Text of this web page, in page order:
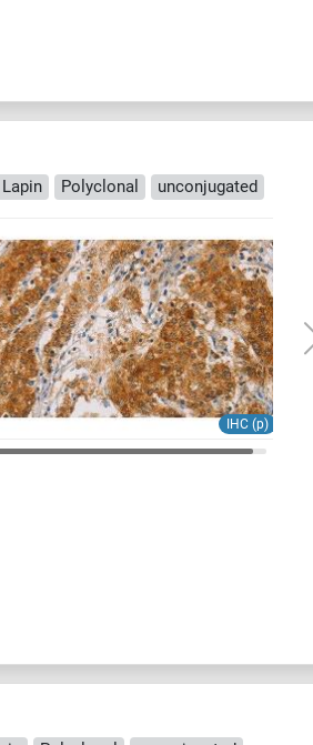
Polyclonal unconjugated
IHC (p)